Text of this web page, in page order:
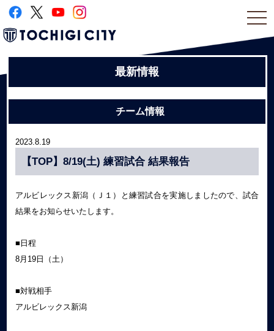
最新情報
チーム情報
2023.8.19
【TOP】8/19(土) 練習試合 結果報告
アルビレックス新潟（Ｊ１）と練習試合を実施しましたので、試合
結果をお知らせいたします。
■日程
8月19日（土）
■対戦相手
アルビレックス新潟